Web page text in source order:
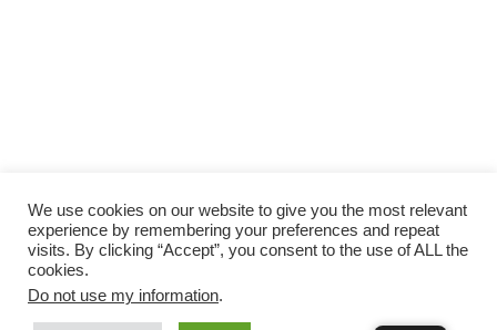
We use cookies on our website to give you the most relevant
experience by remembering your preferences and repeat
visits. By clicking “Accept”, you consent to the use of ALL the
cookies.
Do not use my information.